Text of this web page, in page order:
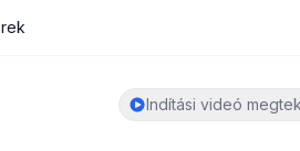
Indítási videó